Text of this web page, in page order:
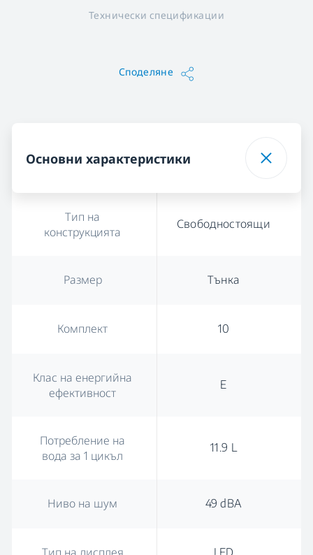
Технически спецификации
Споделяне
Основни характеристики
Тип на
конструкцията
Свободностоящи
Размер Тънка
Комплект 10
Клас на енергийна
ефективност
E
Потребление на
вода за 1 цикъл
11.9 L
Ниво на шум 49 dBA
Тип на дисплея LED